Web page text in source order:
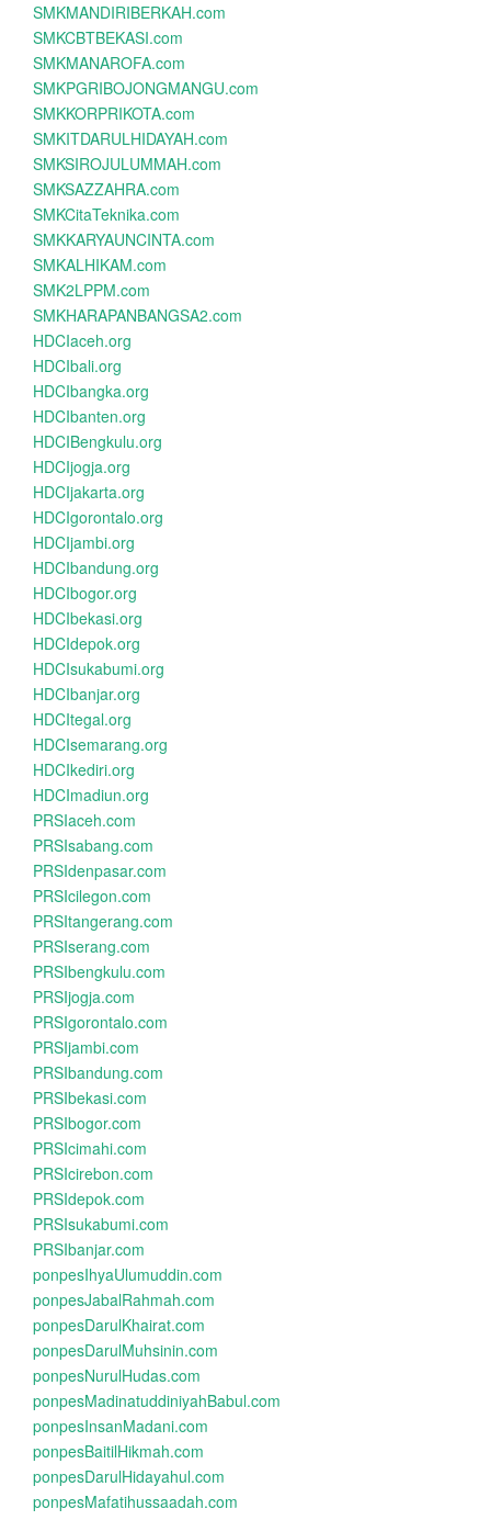
SMKMANDIRIBERKAH.com
SMKCBTBEKASI.com
SMKMANAROFA.com
SMKPGRIBOJONGMANGU.com
SMKKORPRIKOTA.com
SMKITDARULHIDAYAH.com
SMKSIROJULUMMAH.com
SMKSAZZAHRA.com
SMKCitaTeknika.com
SMKKARYAUNCINTA.com
SMKALHIKAM.com
SMK2LPPM.com
SMKHARAPANBANGSA2.com
HDCIaceh.org
HDCIbali.org
HDCIbangka.org
HDCIbanten.org
HDCIBengkulu.org
HDCIjogja.org
HDCIjakarta.org
HDCIgorontalo.org
HDCIjambi.org
HDCIbandung.org
HDCIbogor.org
HDCIbekasi.org
HDCIdepok.org
HDCIsukabumi.org
HDCIbanjar.org
HDCItegal.org
HDCIsemarang.org
HDCIkediri.org
HDCImadiun.org
PRSIaceh.com
PRSIsabang.com
PRSIdenpasar.com
PRSIcilegon.com
PRSItangerang.com
PRSIserang.com
PRSIbengkulu.com
PRSIjogja.com
PRSIgorontalo.com
PRSIjambi.com
PRSIbandung.com
PRSIbekasi.com
PRSIbogor.com
PRSIcimahi.com
PRSIcirebon.com
PRSIdepok.com
PRSIsukabumi.com
PRSIbanjar.com
ponpesIhyaUlumuddin.com
ponpesJabalRahmah.com
ponpesDarulKhairat.com
ponpesDarulMuhsinin.com
ponpesNurulHudas.com
ponpesMadinatuddiniyahBabul.com
ponpesInsanMadani.com
ponpesBaitilHikmah.com
ponpesDarulHidayahul.com
ponpesMafatihussaadah.com